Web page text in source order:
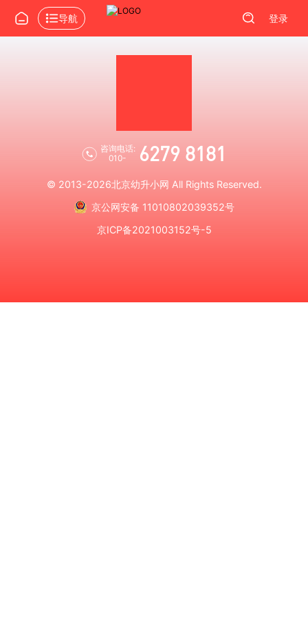
导航 登录
咨询电话:
010-
6279 8181
© 2013-2026北京幼升小网 All Rights Reserved.
京公网安备 11010802039352号
京ICP备2021003152号-5